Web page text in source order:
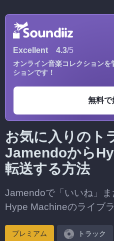
Excellent 4.3/5
オンライン音楽コレクション
ションです！
無料で
お気に入りのト
Jamendoから
転送する方法
Jamendoで「いいね」
Hype Machineのライブ
プレミアム トラック